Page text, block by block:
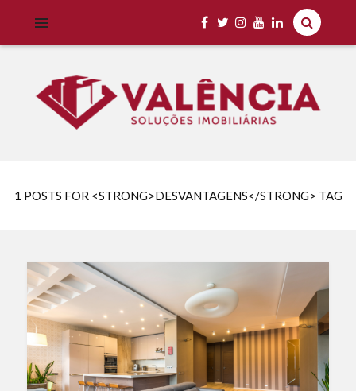
1 POSTS FOR <STRONG>DESVANTAGENS</STRONG> TAG